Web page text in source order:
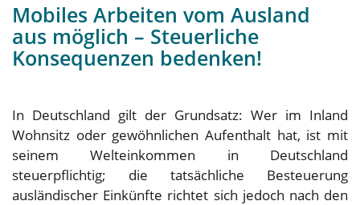
Mobiles Arbeiten vom Ausland
aus möglich – Steuerliche
Konsequenzen bedenken!
In Deutschland gilt der Grundsatz: Wer im Inland
Wohnsitz oder gewöhnlichen Aufenthalt hat, ist mit
seinem Welteinkommen in Deutschland
steuerpflichtig; die tatsächliche Besteuerung
ausländischer Einkünfte richtet sich jedoch nach den